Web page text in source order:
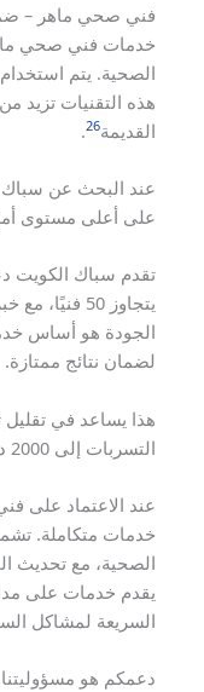
فني صحي ماهر –
خدمات فني صحي
الصحية. يتم
القديمة26
.
عند البحث عن سباك
على أعلى مستوى
تقدم سباك الكويت
يتجاوز 50 فنيًا، مع خبرات تتراوح بين 5 إلى 20 سنة
الجودة هو أساس
لضمان نتائج ممتازة.
هذا يساعد في تقليل
التسربات إلى 2000 دينار كويتي إذا لم تُعالج بسرعة
عند الاعتماد على
خدمات متكاملة.
الصحية، مع تحديث
يقدم خدمات على
السريعة لمشاكل
دعمكم هو